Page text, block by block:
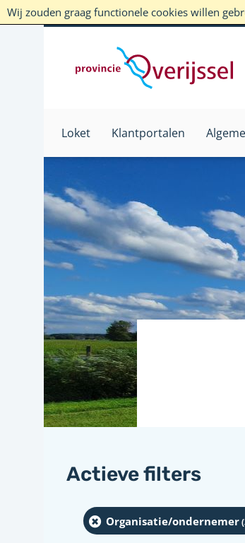
Wij zouden graag functionele cookies willen
Loket Klantportalen
Actieve filters
Organisatie/ondernemer